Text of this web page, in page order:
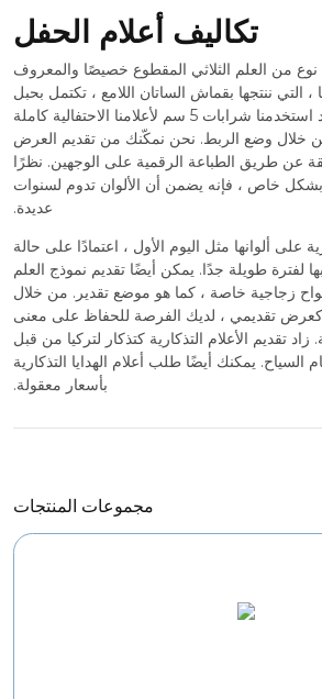
تكاليف أعلام الحفل
نوع من العلم الثلاثي المقطوع خصيصًا والمعروف
التي ننتجها بقماش الساتان اللامع ، تكتمل بحبل
معلق من الأعلى. لقد استخدمنا شرابات 5 سم لأعلامنا الاحتفالية كاملة
من خلال وضع الربط. نحن نمكّنك من تقديم العرض
عن طريق الطباعة الرقمية على الوجهين. نظرًا
خاص ، فإنه يضمن أن الألوان تدوم لسنوات
عديدة.
على ألوانها مثل اليوم الأول ، اعتمادًا على حالة
لفترة طويلة جدًا. يمكن أيضًا تقديم نموذج العلم
زجاجية خاصة ، كما هو موضع تقدير. من خلال
كعرض تقديمي ، لديك الفرصة للحفاظ على معنى
زاد تقديم الأعلام التذكارية كتذكار لتركيا من قبل
السياح. يمكنك أيضًا طلب أعلام الهدايا التذكارية
بأسعار معقولة.
مجموعات المنتجات